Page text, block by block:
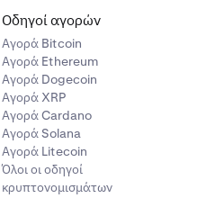
Οδηγοί αγορών
Αγορά Bitcoin
Αγορά Ethereum
Αγορά Dogecoin
Αγορά XRP
Αγορά Cardano
Αγορά Solana
Αγορά Litecoin
Όλοι οι οδηγοί
κρυπτονομισμάτων